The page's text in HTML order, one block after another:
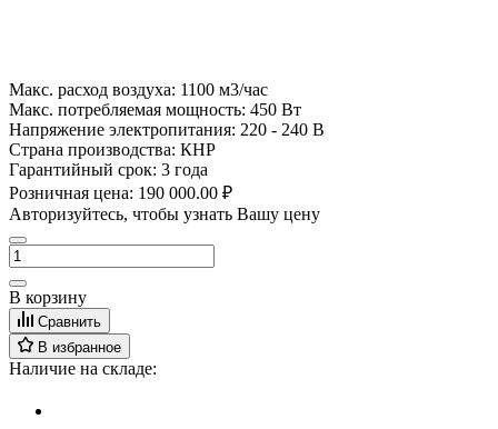
Макс. расход воздуха: 1100 м3/час
Макс. потребляемая мощность: 450 Вт
Напряжение электропитания: 220 - 240 В
Страна производства: КНР
Гарантийный срок: 3 года
Розничная цена: 190 000.00 ₽
Авторизуйтесь, чтобы узнать Вашу цену
В корзину
Сравнить
В избранное
Наличие на складе: